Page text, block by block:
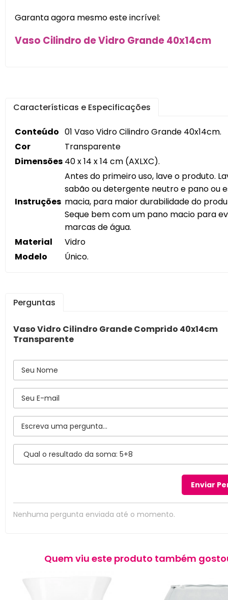
Garanta agora mesmo este incrível:
Vaso Cilindro de Vidro Grande 40x14cm
Características e Especificações
Conteúdo 01 Vaso Vidro Cilindro Grande 40x14cm.
Cor
Transparente
Dimensões 40 x 14 x 14 cm (AXLXC).
Instruções
Antes do primeiro uso, lave o produto.
sabão ou detergente neutro e pano ou
macia, para maior durabilidade do
Seque bem com um pano macio para
marcas de água.
Material
Vidro
Modelo
Único.
Perguntas
Vaso Vidro Cilindro Grande Comprido 40x14cm
Transparente
Nenhuma pergunta enviada até o momento.
Quem viu este produto também